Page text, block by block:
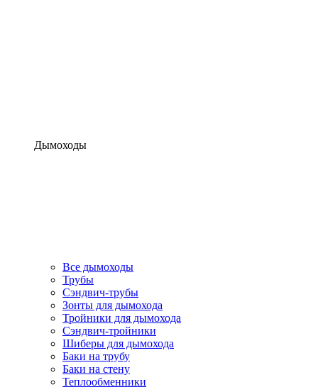
Дымоходы
Все дымоходы
Трубы
Сэндвич-трубы
Зонты для дымохода
Тройники для дымохода
Сэндвич-тройники
Шиберы для дымохода
Баки на трубу
Баки на стену
Теплообменники